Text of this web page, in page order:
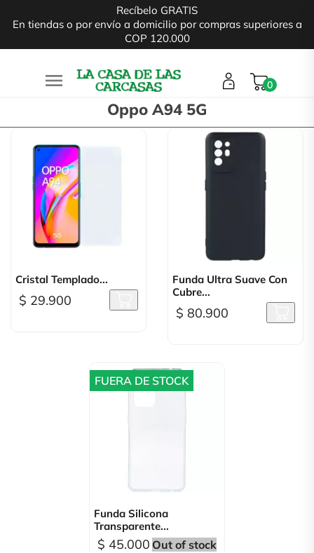
Recíbelo GRATIS
En tiendas o por envío a domicilio por compras superiores a
COP 120.000
 0
Oppo A94 5G
Cristal Templado...
$ 29.900
Funda Ultra Suave Con
Cubre...
$ 80.900
Funda Silicona
Transparente...
$ 45.000 Out of stock
FUERA DE STOCK